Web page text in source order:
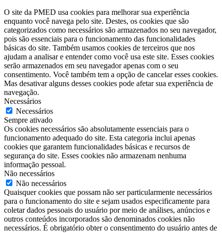
O site da PMED usa cookies para melhorar sua experiência
enquanto você navega pelo site. Destes, os cookies que são
categorizados como necessários são armazenados no seu navegador,
pois são essenciais para o funcionamento das funcionalidades
básicas do site. Também usamos cookies de terceiros que nos
ajudam a analisar e entender como você usa este site. Esses cookies
serão armazenados em seu navegador apenas com o seu
consentimento. Você também tem a opção de cancelar esses cookies.
Mas desativar alguns desses cookies pode afetar sua experiência de
navegação.
Necessários
Necessários
Sempre ativado
Os cookies necessários são absolutamente essenciais para o
funcionamento adequado do site. Esta categoria inclui apenas
cookies que garantem funcionalidades básicas e recursos de
segurança do site. Esses cookies não armazenam nenhuma
informação pessoal.
Não necessários
Não necessários
Quaisquer cookies que possam não ser particularmente necessários
para o funcionamento do site e sejam usados ​​especificamente para
coletar dados pessoais do usuário por meio de análises, anúncios e
outros conteúdos incorporados são denominados cookies não
necessários. É obrigatório obter o consentimento do usuário antes de